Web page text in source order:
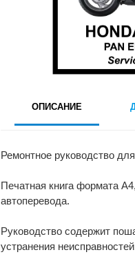
ОПИСАНИЕ
Ремонтное руководство
Печатная книга формата
автоперевода.
Руководство содержит
устранения